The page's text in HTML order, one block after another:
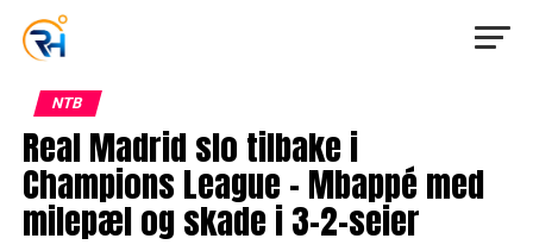
NTB
Real Madrid slo tilbake i
Champions League – Mbappé med
milepæl og skade i 3-2-seier